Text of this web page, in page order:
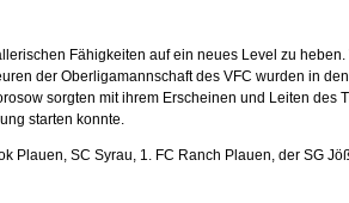
Fähigkeiten auf ein neues Level zu
der Oberligamannschaft des VFC wurden in
sorgten mit ihrem Erscheinen und Leiten
starten konnte.
Plauen, SC Syrau, 1. FC Ranch Plauen, der SG